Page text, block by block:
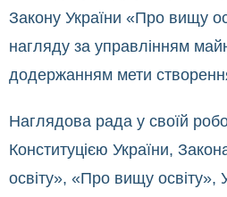
Закону України «Про вищу
нагляду за управлінням
додержанням мети
Наглядова рада у своїй
Конституцією України,
освіту», «Про вищу освіту»,